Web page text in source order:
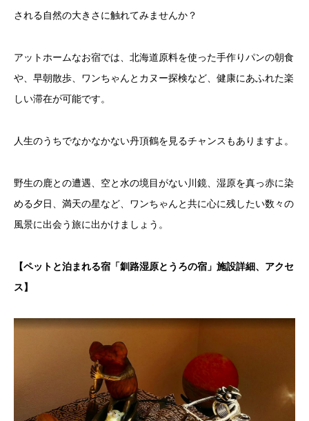
される自然の大きさに触れてみませんか？
アットホームなお宿では、北海道原料を使った手作りパンの朝食
や、早朝散歩、ワンちゃんとカヌー探検など、健康にあふれた楽
しい滞在が可能です。
人生のうちでなかなかない丹頂鶴を見るチャンスもありますよ。
野生の鹿との遭遇、空と水の境目がない川鏡、湿原を真っ赤に染
める夕日、満天の星など、ワンちゃんと共に心に残したい数々の
風景に出会う旅に出かけましょう。
【ペットと泊まれる宿「釧路湿原とうろの宿」施設詳細、アクセ
ス】